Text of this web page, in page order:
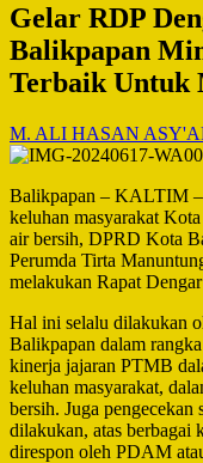
Gelar RDP
Balikpapan
Terbaik Untuk
M. ALI HASAN
Balikpapan – KALTIM –
keluhan masyarakat
air bersih, DPRD Kota
Perumda Tirta
melakukan Rapat
Hal ini selalu dilakukan
Balikpapan dalam
kinerja jajaran PTMB
keluhan masyarakat,
bersih. Juga
dilakukan, atas berbagai
direspon oleh PDAM